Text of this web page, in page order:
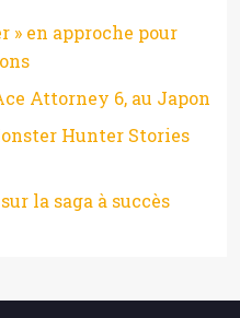
» en approche pour
Attorney 6, au Japon
Hunter Stories
la saga à succès